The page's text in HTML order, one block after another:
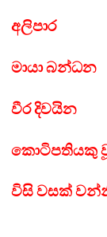
අලිපාර
මායා බන්ධන
වීර දිවයින
කොටිපතියකු වූ
විසි වසක්